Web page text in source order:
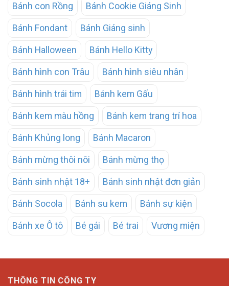
Bánh con Rồng Bánh Cookie Giáng Sinh
Bánh Fondant Bánh Giáng sinh
Bánh Halloween Bánh Hello Kitty
Bánh hình con Trâu Bánh hình siêu nhân
Bánh hình trái tim Bánh kem Gấu
Bánh kem màu hồng Bánh kem trang trí hoa
Bánh Khủng long Bánh Macaron
Bánh mừng thôi nôi Bánh mừng thọ
Bánh sinh nhật 18+ Bánh sinh nhật đơn giản
Bánh Socola Bánh su kem Bánh sự kiện
Bánh xe Ô tô Bé gái Bé trai Vương miện
THÔNG TIN CÔNG TY